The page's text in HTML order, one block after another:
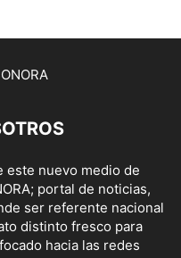
este nuevo medio de
portal de noticias,
ser referente nacional
distinto fresco para
hacia las redes